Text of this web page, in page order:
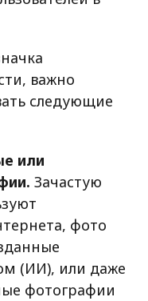
важно
следующие
или
Зачастую
фото
(ИИ), или даже
фотографии